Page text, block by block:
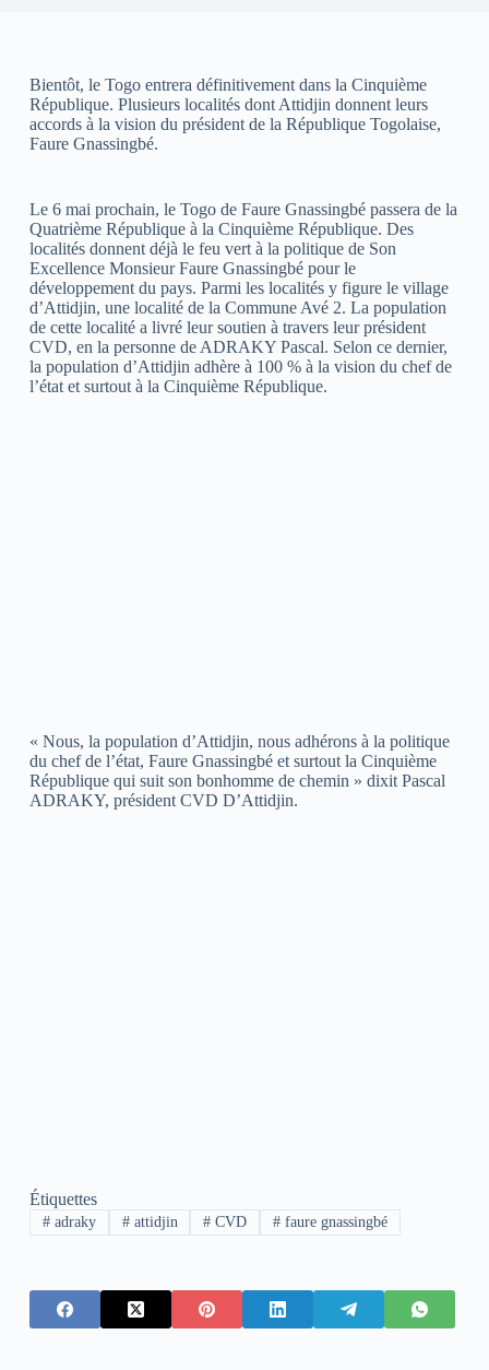
Bientôt, le Togo entrera définitivement dans la Cinquième
République. Plusieurs localités dont Attidjin donnent leurs
accords à la vision du président de la République Togolaise,
Faure Gnassingbé.
Le 6 mai prochain, le Togo de Faure Gnassingbé passera de la
Quatrième République à la Cinquième République. Des
localités donnent déjà le feu vert à la politique de Son
Excellence Monsieur Faure Gnassingbé pour le
développement du pays. Parmi les localités y figure le village
d’Attidjin, une localité de la Commune Avé 2. La population
de cette localité a livré leur soutien à travers leur président
CVD, en la personne de ADRAKY Pascal. Selon ce dernier,
la population d’Attidjin adhère à 100 % à la vision du chef de
l’état et surtout à la Cinquième République.
« Nous, la population d’Attidjin, nous adhérons à la politique
du chef de l’état, Faure Gnassingbé et surtout la Cinquième
République qui suit son bonhomme de chemin » dixit Pascal
ADRAKY, président CVD D’Attidjin.
Étiquettes
#adraky #attidjin # CVD # faure gnassingbé